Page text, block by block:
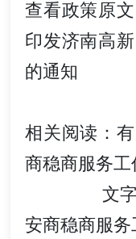
查看政策原
印发济南高
的通知
相关阅读：
商稳商服务工
文
安商稳商服